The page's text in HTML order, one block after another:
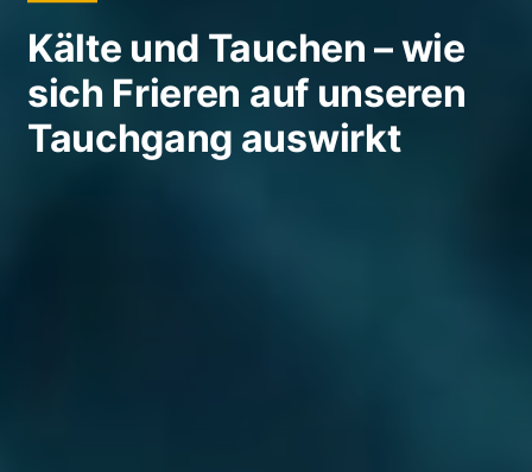
Kälte und Tauchen – wie
sich Frieren auf unseren
Tauchgang auswirkt